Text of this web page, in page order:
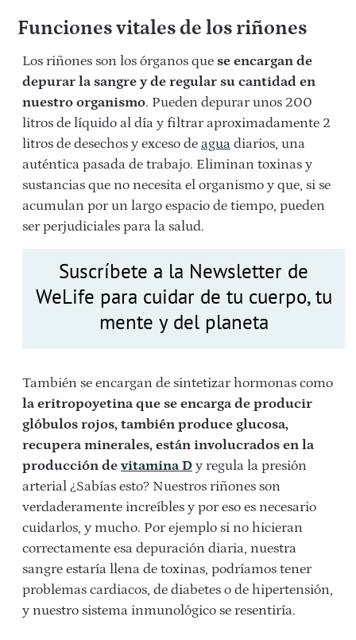
Funciones vitales de los riñones
Los riñones son los órganos que se encargan de
depurar la sangre y de regular su cantidad en
nuestro organismo. Pueden depurar unos 200
litros de líquido al día y filtrar aproximadamente 2
litros de desechos y exceso de agua diarios, una
auténtica pasada de trabajo. Eliminan toxinas y
sustancias que no necesita el organismo y que, si se
acumulan por un largo espacio de tiempo, pueden
ser perjudiciales para la salud.
Suscríbete a la Newsletter de
WeLife para cuidar de tu cuerpo, tu
mente y del planeta
También se encargan de sintetizar hormonas como
la eritropoyetina que se encarga de producir
glóbulos rojos, también produce glucosa,
recupera minerales, están involucrados en la
producción de vitamina D y regula la presión
arterial ¿Sabías esto? Nuestros riñones son
verdaderamente increíbles y por eso es necesario
cuidarlos, y mucho. Por ejemplo si no hicieran
correctamente esa depuración diaria, nuestra
sangre estaría llena de toxinas, podríamos tener
problemas cardiacos, de diabetes o de hipertensión,
y nuestro sistema inmunológico se resentiría.